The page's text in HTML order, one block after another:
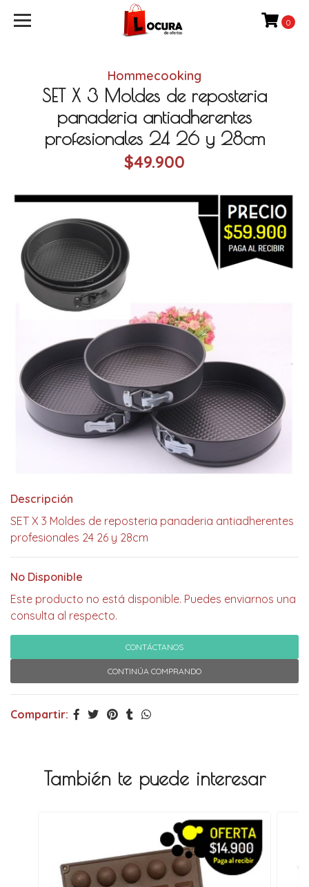
0
Hommecooking
SET X 3 Moldes de reposteria
panaderia antiadherentes
profesionales 24 26 y 28cm
$49.900
Descripción
SET X 3 Moldes de reposteria panaderia antiadherentes
profesionales 24 26 y 28cm
No Disponible
Este producto no está disponible. Puedes enviarnos una
consulta al respecto.
CONTÁCTANOS
CONTINÚA COMPRANDO
Compartir:
También te puede interesar